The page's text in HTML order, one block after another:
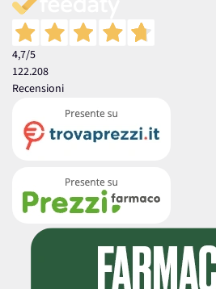
4,7/5
122.208
Recensioni